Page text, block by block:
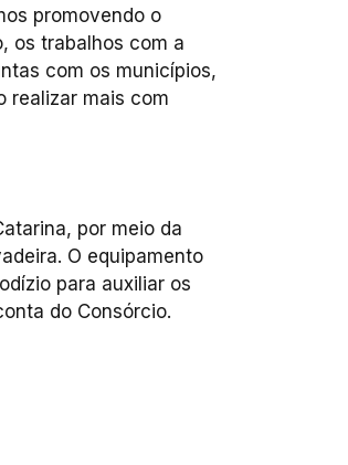
promovendo o
os trabalhos com a
com os municípios,
realizar mais com
por meio da
O equipamento
para auxiliar os
do Consórcio.